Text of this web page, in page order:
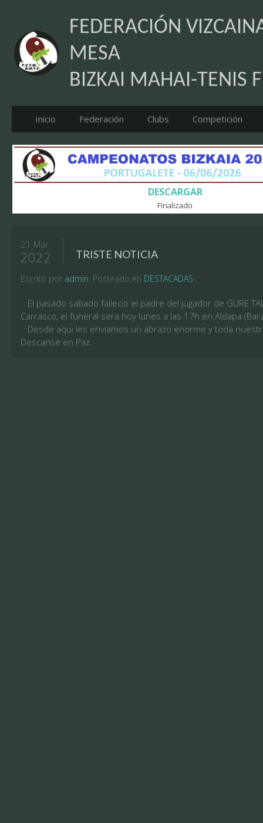
FEDERACIÓN
MESA
BIZKAI MAHAI-TENIS
Inicio Federación Clubs Competición
DESCARGAR
Finalizado
21 Mar
2022 TRISTE NOTICIA
Escrito por admin. Posteado en DESTACADAS
El pasado sabado fallecio el padre del jugador de GURE
Carrasco, el funeral sera hoy lunes a las 17h en Aldapa
Desde aqui les enviamos un abrazo enorme y toda
Descanse en Paz.